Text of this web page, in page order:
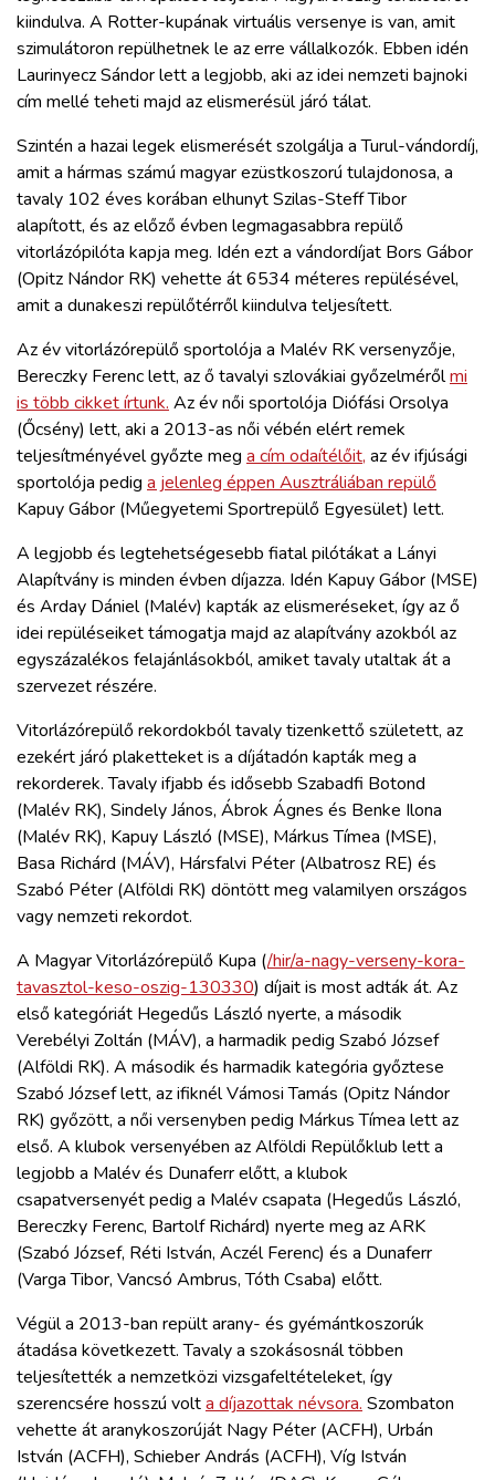
kiindulva. A Rotter-kupának virtuális versenye is van, amit
szimulátoron repülhetnek le az erre vállalkozók. Ebben idén
Laurinyecz Sándor lett a legjobb, aki az idei nemzeti bajnoki
cím mellé teheti majd az elismerésül járó tálat.
Szintén a hazai legek elismerését szolgálja a Turul-vándordíj,
amit a hármas számú magyar ezüstkoszorú tulajdonosa, a
tavaly 102 éves korában elhunyt Szilas-Steff Tibor
alapított, és az előző évben legmagasabbra repülő
vitorlázópilóta kapja meg. Idén ezt a vándordíjat Bors Gábor
(Opitz Nándor RK) vehette át 6534 méteres repülésével,
amit a dunakeszi repülőtérről kiindulva teljesített.
Az év vitorlázórepülő sportolója a Malév RK versenyzője,
Bereczky Ferenc lett, az ő tavalyi szlovákiai győzelmérőlmi
is több cikket írtunk. Az év női sportolója Diófási Orsolya
(Őcsény) lett, aki a 2013-as női vébén elért remek
teljesítményével győzte meg a cím odaítélőit, az év ifjúsági
sportolója pedig a jelenleg éppen Ausztráliában repülő
Kapuy Gábor (Műegyetemi Sportrepülő Egyesület) lett.
A legjobb és legtehetségesebb fiatal pilótákat a Lányi
Alapítvány is minden évben díjazza. Idén Kapuy Gábor (MSE)
és Arday Dániel (Malév) kapták az elismeréseket, így az ő
idei repüléseiket támogatja majd az alapítvány azokból az
egyszázalékos felajánlásokból, amiket tavaly utaltak át a
szervezet részére.
Vitorlázórepülő rekordokból tavaly tizenkettő született, az
ezekért járó plaketteket is a díjátadón kapták meg a
rekorderek. Tavaly ifjabb és idősebb Szabadfi Botond
(Malév RK), Sindely János, Ábrok Ágnes és Benke Ilona
(Malév RK), Kapuy László (MSE), Márkus Tímea (MSE),
Basa Richárd (MÁV), Hársfalvi Péter (Albatrosz RE) és
Szabó Péter (Alföldi RK) döntött meg valamilyen országos
vagy nemzeti rekordot.
A Magyar Vitorlázórepülő Kupa (/hir/a-nagy-verseny-kora-
tavasztol-keso-oszig-130330) díjait is most adták át. Az
első kategóriát Hegedűs László nyerte, a második
Verebélyi Zoltán (MÁV), a harmadik pedig Szabó József
(Alföldi RK). A második és harmadik kategória győztese
Szabó József lett, az ifiknél Vámosi Tamás (Opitz Nándor
RK) győzött, a női versenyben pedig Márkus Tímea lett az
első. A klubok versenyében az Alföldi Repülőklub lett a
legjobb a Malév és Dunaferr előtt, a klubok
csapatversenyét pedig a Malév csapata (Hegedűs László,
Bereczky Ferenc, Bartolf Richárd) nyerte meg az ARK
(Szabó József, Réti István, Aczél Ferenc) és a Dunaferr
(Varga Tibor, Vancsó Ambrus, Tóth Csaba) előtt.
Végül a 2013-ban repült arany- és gyémántkoszorúk
átadása következett. Tavaly a szokásosnál többen
teljesítették a nemzetközi vizsgafeltételeket, így
szerencsére hosszú volta díjazottak névsora. Szombaton
vehette át aranykoszorúját Nagy Péter (ACFH), Urbán
István (ACFH), Schieber András (ACFH), Víg István